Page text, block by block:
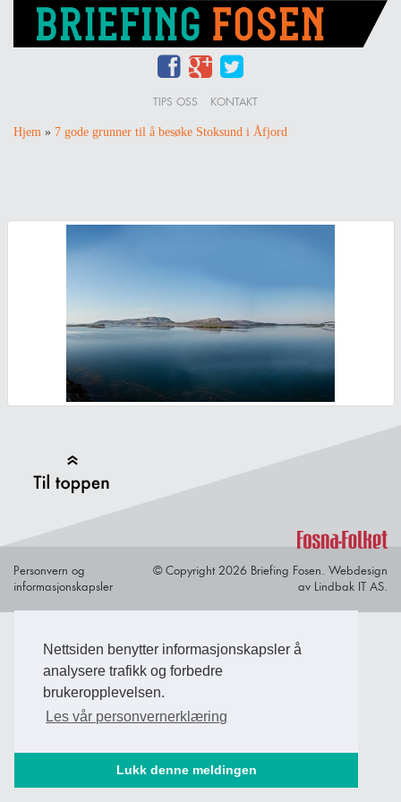
Nettsiden benytter informasjonskapsler å
analysere trafikk og forbedre
brukeropplevelsen.
Les vår personvernerklæring
Lukk denne meldingen
TIPS OSS KONTAKT
Hjem » 7 gode grunner til å besøke Stoksund i Åfjord
Personvern og
informasjonskapsler
© Copyright 2026 Briefing Fosen. Webdesign
av Lindbak IT AS.